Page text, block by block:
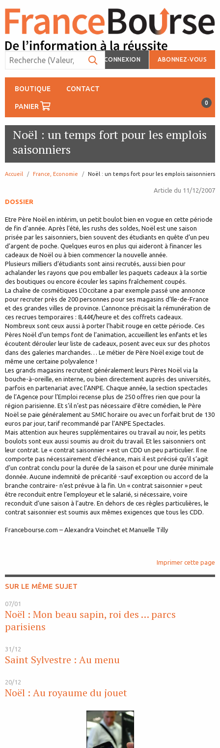
CONNEXION ABONNEZ-VOUS
BOUTIQUE CONTACT
PANIER 0
Noël : un temps fort pour les emplois
saisonniers
Accueil France, Economie page:
Noël : un temps fort pour les emplois saisonniers
Article du 11/12/2007
DOSSIER
Etre Père Noël en intérim, un petit boulot bien en vogue en cette période
de fin d’année. Après l’été, les rushs des soldes, Noël est une saison
prisée par les saisonniers, bien souvent des étudiants en quête d’un peu
d’argent de poche. Quelques euros en plus qui aideront à financer les
cadeaux de Noël ou à bien commencer la nouvelle année.
Plusieurs milliers d’étudiants sont ainsi recrutés, aussi bien pour
achalander les rayons que pou emballer les paquets cadeaux à la sortie
des boutiques ou encore écouler les sapins fraîchement coupés.
La chaîne de cosmétiques L’Occitane a par exemple passé une annonce
pour recruter près de 200 personnes pour ses magasins d’Ile-de-France
et des grandes villes de province. L’annonce précisait la rémunération de
ces recrues temporaires : 8,44€/heure et des coffrets cadeaux.
Nombreux sont ceux aussi à porter l’habit rouge en cette période. Ces
Pères Noël d’un temps font de l’animation, accueillent les enfants et les
écoutent dérouler leur liste de cadeaux, posent avec eux sur des photos
dans des galeries marchandes… Le métier de Père Noël exige tout de
même une certaine polyvalence !
Les grands magasins recrutent généralement leurs Pères Noël via la
bouche-à-oreille, en interne, ou bien directement auprès des universités,
parfois en partenariat avec l’ANPE. Chaque année, la section spectacles
de l’Agence pour l’Emploi recense plus de 250 offres rien que pour la
région parisienne. Et s’il n’est pas nécessaire d’être comédien, le Père
Noël se paie généralement au SMIC horaire ou avec un forfait brut de 130
euros par jour, tarif recommandé par l’ANPE Spectacles.
Mais attention aux heures supplémentaires ou travail au noir, les petits
boulots sont eux aussi soumis au droit du travail. Et les saisonniers ont
leur contrat. Le « contrat saisonnier » est un CDD un peu particulier. Il ne
comporte pas nécessairement d’échéance, mais il est précisé qu’il s’agit
d’un contrat conclu pour la durée de la saison et pour une durée minimale
donnée. Aucune indemnité de précarité -sauf exception ou accord de la
branche contraire- n’est prévue à la fin. Un « contrat saisonnier » peut
être reconduit entre l’employeur et le salarié, si nécessaire, voire
reconduit d’une saison à l’autre. En dehors de ces règles particulières, le
contrat saisonnier est soumis aux mêmes exigences que tous les CDD.
Francebourse.com – Alexandra Voinchet et Manuelle Tilly
Imprimer cette page
SUR LE MÊME SUJET
07/01
Noël : Mon beau sapin, roi des … parcs
parisiens
31/12
Saint Sylvestre : Au menu
20/12
Noël : Au royaume du jouet